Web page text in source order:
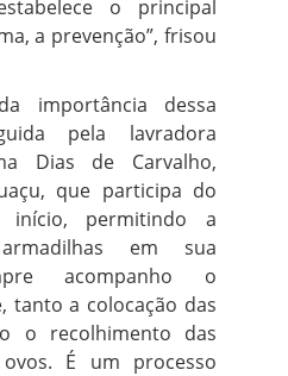
o principal
a prevenção”, frisou
importância dessa
pela lavradora
Dias de Carvalho,
que participa do
permitindo a
em sua
acompanho o
tanto a colocação das
o recolhimento das
É um processo